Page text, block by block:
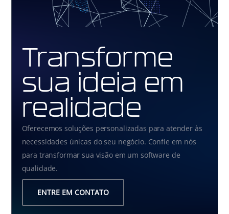
Transforme
sua ideia em
realidade
Oferecemos soluções personalizadas para atender às
necessidades únicas do seu negócio. Confie em nós
para transformar sua visão em um software de
qualidade.
ENTRE EM CONTATO